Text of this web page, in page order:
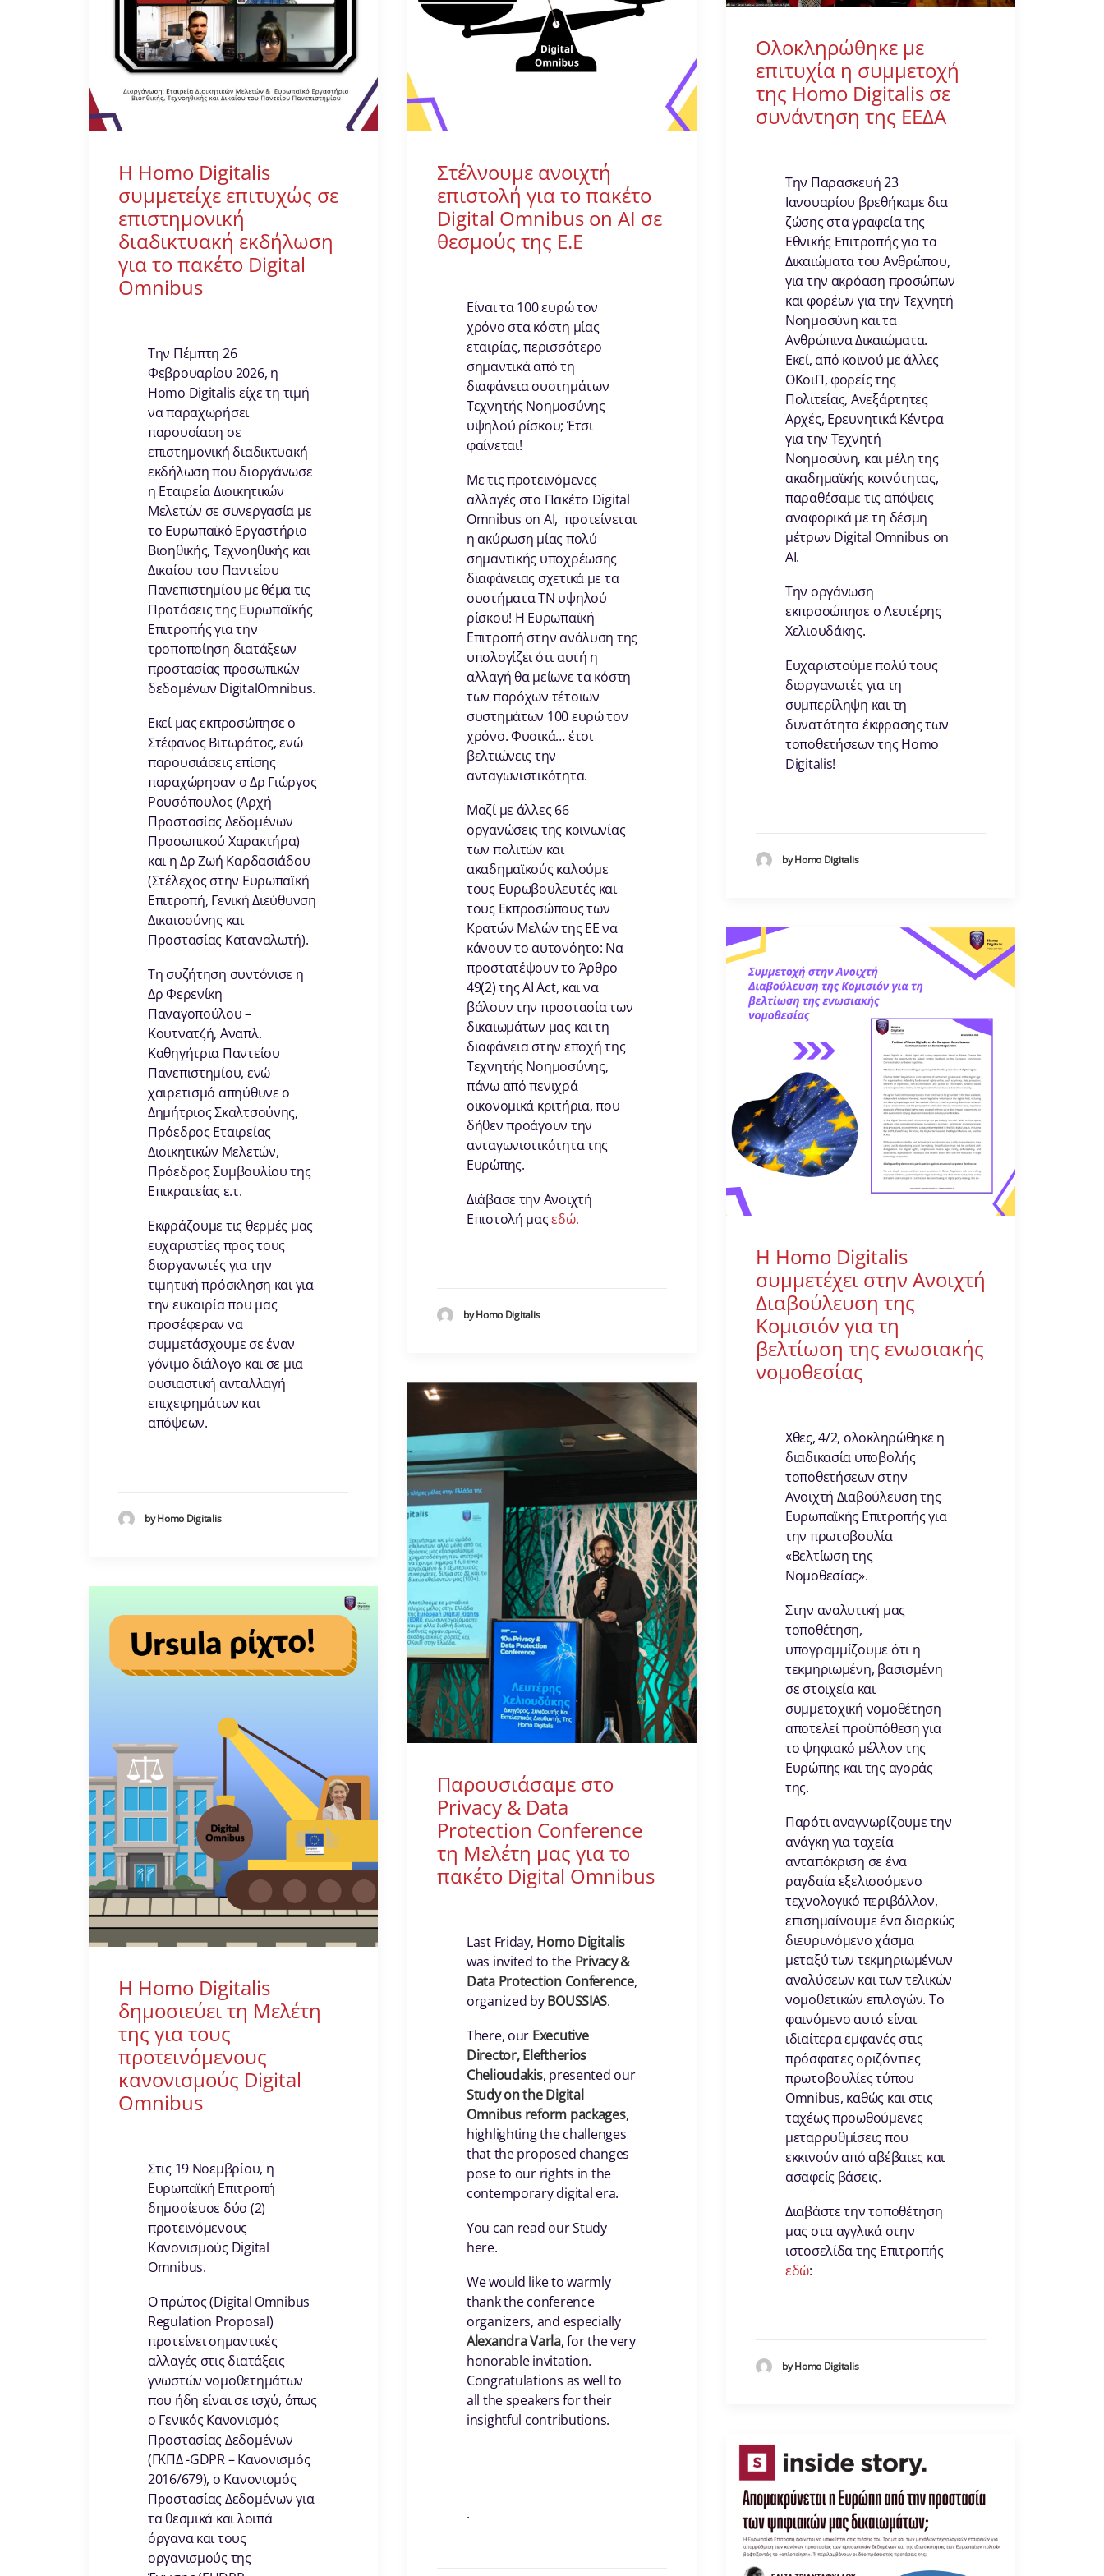
Η Homo Digitalis
συμμετείχε επιτυχώς σε
επιστημονική
διαδικτυακή εκδήλωση
για το πακέτο Digital
Omnibus
Την Πέμπτη 26
Φεβρουαρίου 2026, η
Homo Digitalis είχε τη τιμή
να παραχωρήσει
παρουσίαση σε
επιστημονική διαδικτυακή
εκδήλωση που διοργάνωσε
η Εταιρεία Διοικητικών
Μελετών σε συνεργασία με
το Ευρωπαϊκό Εργαστήριο
Βιοηθικής, Τεχνοηθικής και
Δικαίου του Παντείου
Πανεπιστημίου με θέμα τις
Προτάσεις της Ευρωπαϊκής
Επιτροπής για την
τροποποίηση διατάξεων
προστασίας προσωπικών
δεδομένων DigitalOmnibus.
Εκεί μας εκπροσώπησε ο
Στέφανος Βιτωράτος, ενώ
παρουσιάσεις επίσης
παραχώρησαν ο Δρ Γιώργος
Ρουσόπουλος (Αρχή
Προστασίας Δεδομένων
Προσωπικού Χαρακτήρα)
και η Δρ Ζωή Καρδασιάδου
(Στέλεχος στην Ευρωπαϊκή
Επιτροπή, Γενική Διεύθυνση
Δικαιοσύνης και
Προστασίας Καταναλωτή).
Τη συζήτηση συντόνισε η
Δρ Φερενίκη
Παναγοπούλου –
Κουτνατζή, Αναπλ.
Καθηγήτρια Παντείου
Πανεπιστημίου, ενώ
χαιρετισμό απηύθυνε ο
Δημήτριος Σκαλτσούνης,
Πρόεδρος Εταιρείας
Διοικητικών Μελετών,
Πρόεδρος Συμβουλίου της
Επικρατείας ε.τ.
Εκφράζουμε τις θερμές μας
ευχαριστίες προς τους
διοργανωτές για την
τιμητική πρόσκληση και για
την ευκαιρία που μας
προσέφεραν να
συμμετάσχουμε σε έναν
γόνιμο διάλογο και σε μια
ουσιαστική ανταλλαγή
επιχειρημάτων και
απόψεων.
by Homo Digitalis
Στέλνουμε ανοιχτή
επιστολή για το πακέτο
Digital Omnibus on AI σε
θεσμούς της Ε.Ε
Είναι τα 100 ευρώ τον
χρόνο στα κόστη μίας
εταιρίας, περισσότερο
σημαντικά από τη
διαφάνεια συστημάτων
Τεχνητής Νοημοσύνης
υψηλού ρίσκου; Έτσι
φαίνεται!
Με τις προτεινόμενες
αλλαγές στο Πακέτο Digital
Omnibus on AI, προτείνεται
η ακύρωση μίας πολύ
σημαντικής υποχρέωσης
διαφάνειας σχετικά με τα
συστήματα ΤΝ υψηλού
ρίσκου! Η Ευρωπαϊκή
Επιτροπή στην ανάλυση της
υπολογίζει ότι αυτή η
αλλαγή θα μείωνε τα κόστη
των παρόχων τέτοιων
συστημάτων 100 ευρώ τον
χρόνο. Φυσικά… έτσι
βελτιώνεις την
ανταγωνιστικότητα.
Μαζί με άλλες 66
οργανώσεις της κοινωνίας
των πολιτών και
ακαδημαϊκούς καλούμε
τους Ευρωβουλευτές και
τους Εκπροσώπους των
Κρατών Μελών της ΕΕ να
κάνουν το αυτονόητο: Να
προστατέψουν το Άρθρο
49(2) της AI Act, και να
βάλουν την προστασία των
δικαιωμάτων μας και τη
διαφάνεια στην εποχή της
Τεχνητής Νοημοσύνης,
πάνω από πενιχρά
οικονομικά κριτήρια, που
δήθεν προάγουν την
ανταγωνιστικότητα της
Ευρώπης.
Διάβασε την Ανοιχτή
Επιστολή μαςεδώ.
by Homo Digitalis
Ολοκληρώθηκε με
επιτυχία η συμμετοχή
της Homo Digitalis σε
συνάντηση της ΕΕΔΑ
Την Παρασκευή 23
Ιανουαρίου βρεθήκαμε δια
ζώσης στα γραφεία της
Εθνικής Επιτροπής για τα
Δικαιώματα του Ανθρώπου,
για την ακρόαση προσώπων
και φορέων για την Τεχνητή
Νοημοσύνη και τα
Ανθρώπινα Δικαιώματα.
Εκεί, από κοινού με άλλες
ΟΚοιΠ, φορείς της
Πολιτείας, Ανεξάρτητες
Αρχές, Ερευνητικά Κέντρα
για την Τεχνητή
Νοημοσύνη, και μέλη της
ακαδημαϊκής κοινότητας,
παραθέσαμε τις απόψεις
αναφορικά με τη δέσμη
μέτρων Digital Omnibus on
AI.
Την οργάνωση
εκπροσώπησε ο Λευτέρης
Χελιουδάκης.
Ευχαριστούμε πολύ τους
διοργανωτές για τη
συμπερίληψη και τη
δυνατότητα έκφρασης των
τοποθετήσεων της Homo
Digitalis!
by Homo Digitalis
Η Homo Digitalis
συμμετέχει στην Ανοιχτή
Διαβούλευση της
Κομισιόν για τη
βελτίωση της ενωσιακής
νομοθεσίας
Χθες, 4/2, ολοκληρώθηκε η
διαδικασία υποβολής
τοποθετήσεων στην
Ανοιχτή Διαβούλευση της
Ευρωπαϊκής Επιτροπής για
την πρωτοβουλία
«Βελτίωση της
Νομοθεσίας».
Στην αναλυτική μας
τοποθέτηση,
υπογραμμίζουμε ότι η
τεκμηριωμένη, βασισμένη
σε στοιχεία και
συμμετοχική νομοθέτηση
αποτελεί προϋπόθεση για
το ψηφιακό μέλλον της
Ευρώπης και της αγοράς
της.
Παρότι αναγνωρίζουμε την
ανάγκη για ταχεία
ανταπόκριση σε ένα
ραγδαία εξελισσόμενο
τεχνολογικό περιβάλλον,
επισημαίνουμε ένα διαρκώς
διευρυνόμενο χάσμα
μεταξύ των τεκμηριωμένων
αναλύσεων και των τελικών
νομοθετικών επιλογών. Το
φαινόμενο αυτό είναι
ιδιαίτερα εμφανές στις
πρόσφατες οριζόντιες
πρωτοβουλίες τύπου
Omnibus, καθώς και στις
ταχέως προωθούμενες
μεταρρυθμίσεις που
εκκινούν από αβέβαιες και
ασαφείς βάσεις.
Διαβάστε την τοποθέτηση
μας στα αγγλικά στην
ιστοσελίδα της Επιτροπής
εδώ:
by Homo Digitalis
Παρουσιάσαμε στο
Privacy & Data
Protection Conference
τη Μελέτη μας για το
πακέτο Digital Omnibus
Last Friday, Homo Digitalis
was invited to the Privacy &
Data Protection Conference,
organized byBOUSSIAS.
There, our Executive
Director, Eleftherios
Chelioudakis, presented our
Study on the Digital
Omnibus reform packages,
highlighting the challenges
that the proposed changes
pose to our rights in the
contemporary digital era.
You can read our Study
here.
We would like to warmly
thank the conference
organizers, and especially
Alexandra Varla, for the very
honorable invitation.
Congratulations as well to
all the speakers for their
insightful contributions.
.
Η Homo Digitalis
δημοσιεύει τη Μελέτη
της για τους
προτεινόμενους
κανονισμούς Digital
Omnibus
Στις 19 Νοεμβρίου, η
Ευρωπαϊκή Επιτροπή
δημοσίευσε δύο (2)
προτεινόμενους
Κανονισμούς Digital
Omnibus.
Ο πρώτος (Digital Omnibus
Regulation Proposal)
προτείνει σημαντικές
αλλαγές στις διατάξεις
γνωστών νομοθετημάτων
που ήδη είναι σε ισχύ, όπως
ο Γενικός Κανονισμός
Προστασίας Δεδομένων
(ΓΚΠΔ -GDPR – Κανονισμός
2016/679), ο Κανονισμός
Προστασίας Δεδομένων για
τα θεσμικά και λοιπά
όργανα και τους
οργανισμούς της